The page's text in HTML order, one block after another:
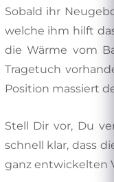
Sobald ihr
welche ihm hilft
die Wärme vom
Tragetuch
Position massiert
Stell Dir vor, Du
schnell klar, dass
ganz entwickelten